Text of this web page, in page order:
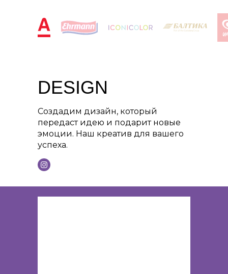
DESIGN
Создадим дизайн, который
передаст идею и подарит новые
эмоции. Наш креатив для вашего
успеха.